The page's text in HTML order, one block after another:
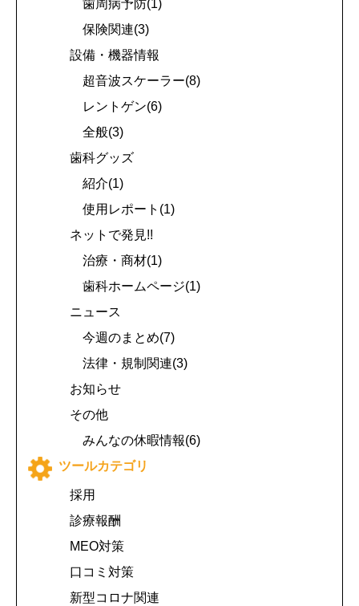
歯周病予防(1)
保険関連(3)
設備・機器情報
超音波スケーラー(8)
レントゲン(6)
全般(3)
歯科グッズ
紹介(1)
使用レポート(1)
ネットで発見!!
治療・商材(1)
歯科ホームページ(1)
ニュース
今週のまとめ(7)
法律・規制関連(3)
お知らせ
その他
みんなの休暇情報(6)
ツールカテゴリ
採用
診療報酬
MEO対策
口コミ対策
新型コロナ関連